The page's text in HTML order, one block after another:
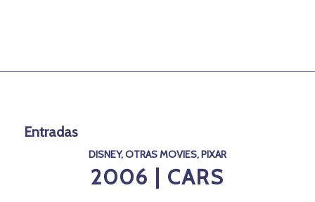
Entradas
DISNEY,OTRAS MOVIES,PIXAR
2006 | CARS